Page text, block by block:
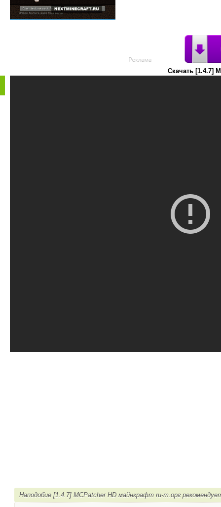
Скачать [1.4.7]
Наподобие [1.4.7] MCPatcher HD майнкрафт ru-m.орг